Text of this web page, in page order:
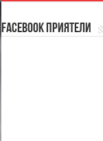
Facebook Приятели